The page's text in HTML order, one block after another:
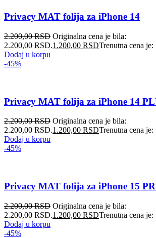
Privacy MAT folija za iPhone 14
2.200,00RSD Originalna cena je bila:
2.200,00 RSD.1.200,00 RSDTrenutna cena
Dodaj u korpu
-45%
Privacy MAT folija za iPhone 14
2.200,00RSD Originalna cena je bila:
2.200,00 RSD.1.200,00 RSDTrenutna cena
Dodaj u korpu
-45%
Privacy MAT folija za iPhone 15
2.200,00RSD Originalna cena je bila:
2.200,00 RSD.1.200,00 RSDTrenutna cena
Dodaj u korpu
-45%